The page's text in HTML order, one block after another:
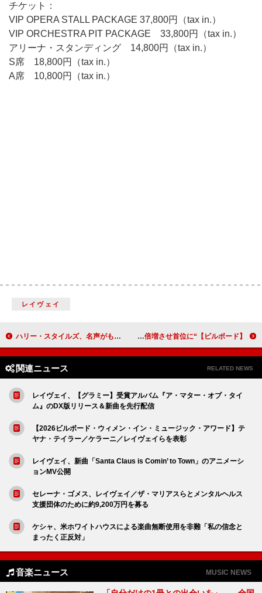
チケット：
VIP OPERA STALL PACKAGE 37,800円（tax in.）
VIP ORCHESTRA PIT PACKAGE 33,800円（tax in.）
アリーナ・スタンディング 14,800円（tax in.）
S席 18,800円（tax in.）
A席 10,800円（tax in.）
レイヴェイ
ハリー・スタイルズ、名声がもたらす孤独や支えになったランニングについて語る 【ビルボード】“ニコニコ VOCALOID SONGS TOP20”、山本「デロスサントス」がポイントを倍増させ首位に
関連ニュース RELATED NEWS
レイヴェイ、【グラミー】受賞アルバム『ア・マター・オブ・タイ
ム』のDX版リリース＆新曲を先行配信
【2026ビルボード・ウィメン・イン・ミュージック・アワード】テ
ヤナ・テイラー／ケラーニ／レイヴェイらを表彰
レイヴェイ、新曲「Santa Claus is Comin’ to Town」のアニメーシ
ョンMV公開
セレーナ・ゴメス、レイヴェイ／ザ・マリアスらとメンタルヘルス
支援団体のために約9,200万円を募る
ケシャ、米ホワイトハウスによる楽曲無断使用を非難「私の信念と
まったく正反対」
音楽ニュース MUSIC NEWS